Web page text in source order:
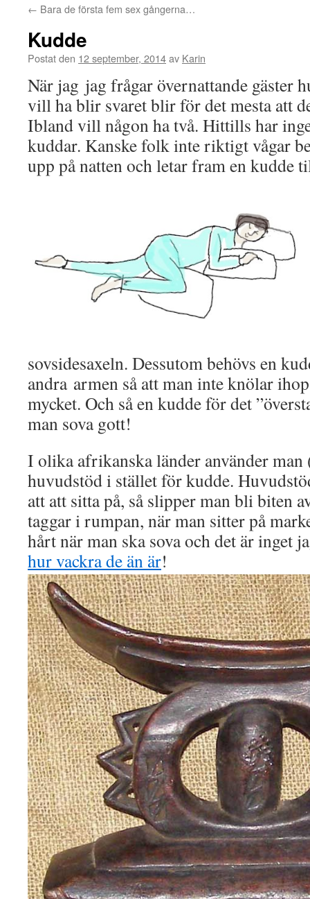
← Bara de första fem sex gångerna…
Kudde
Postat den 12 september, 2014av Karin
När jag jag frågar övernattande gäster
vill ha blir svaret blir för det mesta att
Ibland vill någon ha två. Hittills har
kuddar. Kanske folk inte riktigt vågar
upp på natten och letar fram en kudde
sovsidesaxeln. Dessutom behövs en
andra armen så att man inte knölar
mycket. Och så en kudde för det
man sova gott!
I olika afrikanska länder använder
huvudstöd i stället för kudde.
att att sitta på, så slipper man bli biten
taggar i rumpan, när man sitter på
hårt när man ska sova och det är
hur vackra de än är!